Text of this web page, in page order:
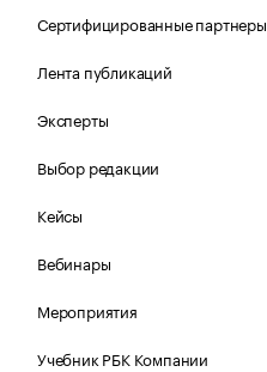
Сертифицированные партнеры
Лента публикаций
Эксперты
Выбор редакции
Кейсы
Вебинары
Мероприятия
Учебник РБК Компании